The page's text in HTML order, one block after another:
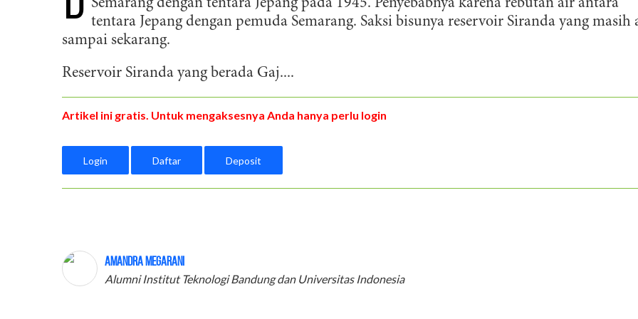
Semarang dengan tentara Jepang pada 1945. Penyebabnya karena rebutan air antara
tentara Jepang dengan pemuda Semarang. Saksi bisunya reservoir Siranda yang masih
sampai sekarang.
Reservoir Siranda yang berada Gaj....
Artikel ini gratis. Untuk mengaksesnya Anda hanya perlu login
Login Daftar Deposit
Amandra Megarani
Alumni Institut Teknologi Bandung dan Universitas Indonesia